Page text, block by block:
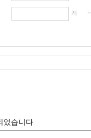
개
었습니다